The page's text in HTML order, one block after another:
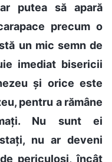
putea să apară
precum o
un mic semn de
imediat bisericii
și orice este
pentru a rămâne
Nu sunt ei
nu ar deveni
periculoși, încât